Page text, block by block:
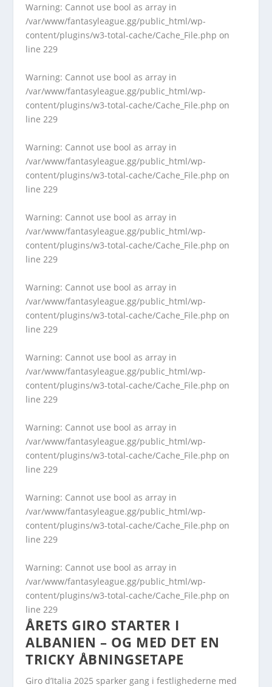
Warning: Cannot use bool as array in
/var/www/fantasyleague.gg/public_html/wp-
content/plugins/w3-total-cache/Cache_File.php on
line229
Warning: Cannot use bool as array in
/var/www/fantasyleague.gg/public_html/wp-
content/plugins/w3-total-cache/Cache_File.php on
line229
Warning: Cannot use bool as array in
/var/www/fantasyleague.gg/public_html/wp-
content/plugins/w3-total-cache/Cache_File.php on
line229
Warning: Cannot use bool as array in
/var/www/fantasyleague.gg/public_html/wp-
content/plugins/w3-total-cache/Cache_File.php on
line229
Warning: Cannot use bool as array in
/var/www/fantasyleague.gg/public_html/wp-
content/plugins/w3-total-cache/Cache_File.php on
line229
Warning: Cannot use bool as array in
/var/www/fantasyleague.gg/public_html/wp-
content/plugins/w3-total-cache/Cache_File.php on
line229
Warning: Cannot use bool as array in
/var/www/fantasyleague.gg/public_html/wp-
content/plugins/w3-total-cache/Cache_File.php on
line229
Warning: Cannot use bool as array in
/var/www/fantasyleague.gg/public_html/wp-
content/plugins/w3-total-cache/Cache_File.php on
line229
Warning: Cannot use bool as array in
/var/www/fantasyleague.gg/public_html/wp-
content/plugins/w3-total-cache/Cache_File.php on
line229
ÅRETS GIRO STARTER I
ALBANIEN – OG MED DET EN
TRICKY ÅBNINGSETAPE
Giro d’Italia 2025 sparker gang i festlighederne med